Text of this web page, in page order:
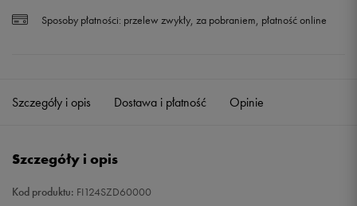
Sposoby płatności: przelew zwykły, za pobraniem, płatność online
Szczegóły i opis Dostawa i płatność Opinie
Szczegóły i opis
Kod produktu: FI124SZD60000